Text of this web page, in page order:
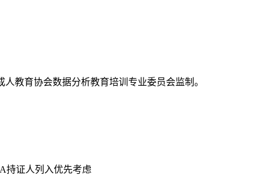
教育协会数据分析教育培训专业委员会监制。
持证人列入优先考虑